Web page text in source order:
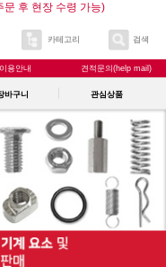
문 후 현장 수령 가능)
카테고리 검색
이용안내 견적문의(help mail)
바구니 관심상품